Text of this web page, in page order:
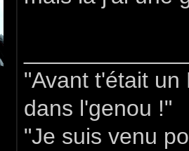
"Avant t'était
dans l'genou !"
"Je suis venu